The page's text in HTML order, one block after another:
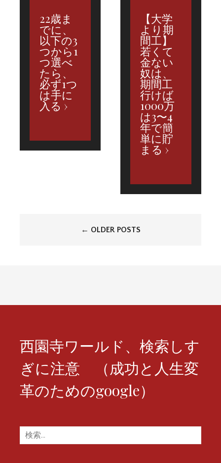
22歳ま
でに、
以下の3
つから1
つ選べ
たら、
必ず1つ
は手に
入る
【大学
より期
間工】
若くて
金ない
奴は、
期間工
行けば
1000万
は3〜4
年で簡
単に貯
まる
ョ
ン
← OLDER POSTS
西園寺ワールド、検索しす
ぎに注意 （成功と人生変
革のためのgoogle）
検
索: